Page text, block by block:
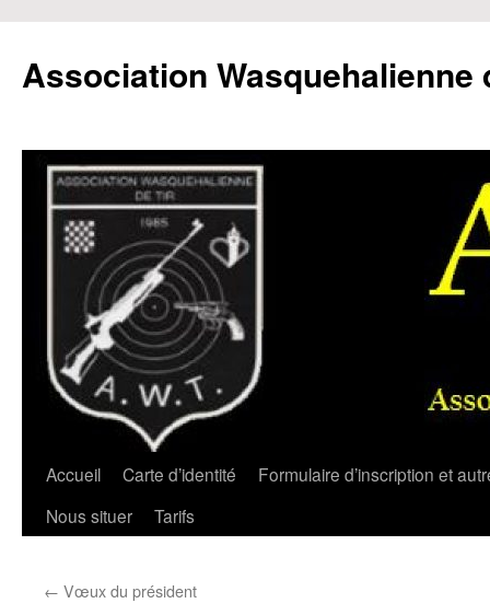
contenu
Association Wasquehalienne
Accueil Carte d’identité
Formulaire d’inscription et
Nous situer
Tarifs
← Vœux du président